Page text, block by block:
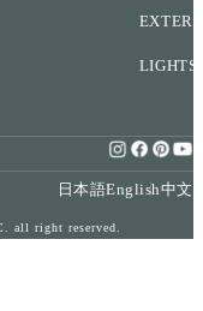
LIGHTS
日本語English中文
all right reserved.